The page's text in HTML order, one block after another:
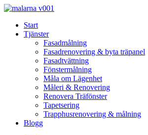
Skip
contentStart
Tjänster
Fasadmålning
Fasadrenovering & byta träpanel
Fasadtvättning
Fönstermålning
Måla om Lägenhet
Måleri & Renovering
Renovera Träfönster
Tapetsering
Trapphusrenovering & målning
Blogg